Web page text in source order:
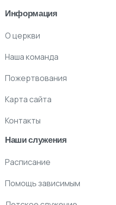
Информация
О церкви
Наша команда
Пожертвования
Карта сайта
Контакты
Наши служения
Расписание
Помощь зависимым